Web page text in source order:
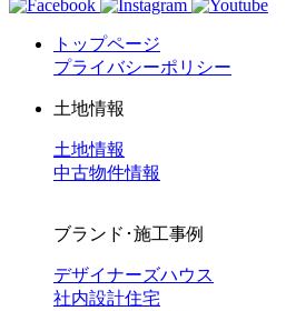
トップページ
プライバシーポリシー
土地情報
土地情報
中古物件情報
ブランド･施工事例
デザイナーズハウス
社内設計住宅